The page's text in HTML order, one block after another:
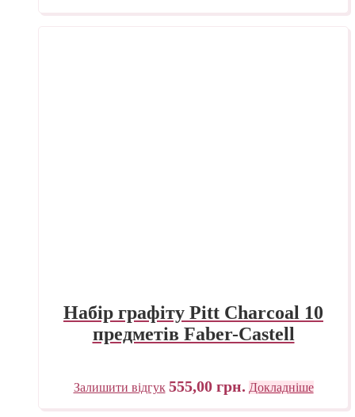
Набір графіту Pitt Charcoal 10
предметів Faber-Castell
Залишити відгук 555,00 грн. Докладніше